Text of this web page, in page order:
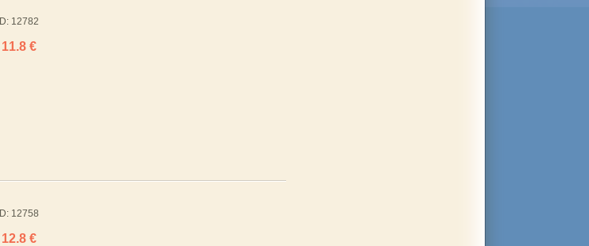
ID: 12782
11.8 €
ID: 12758
12.8 €